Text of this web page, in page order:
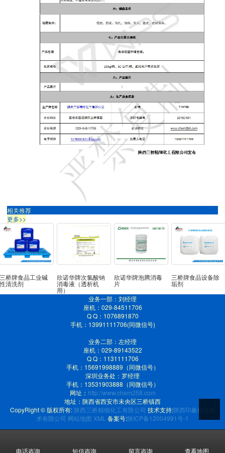
相关推荐
更多>>
三桥牌食品工业碱
性清洗剂
欣诺华牌次氯酸钠
消毒液（透析机
用）
欣诺华牌泡腾消毒
片
三桥牌食品设备除
垢剂
业务一部：刘经理
座机：029-84511706
Q Q：1076891870
手机：13991111706(同微信号)
业务二部：左经理
座机：029-89143522
Q Q：1131111706
手机：15691998889（同微信号）
深圳业务处：罗经理
手机：13531903888（同微信号）
网址： http://www.chem258.com
地址：陕西省西安市未央区三桥镇西
CopyRight © 版权所有: 陕西三桥精细化工有限公司 技术支持:陕西印象信息技
术有限公司 网站地图 XML 备案号:陕ICP备12004991号-1
电话咨询 短信咨询 留言咨询 查看地图